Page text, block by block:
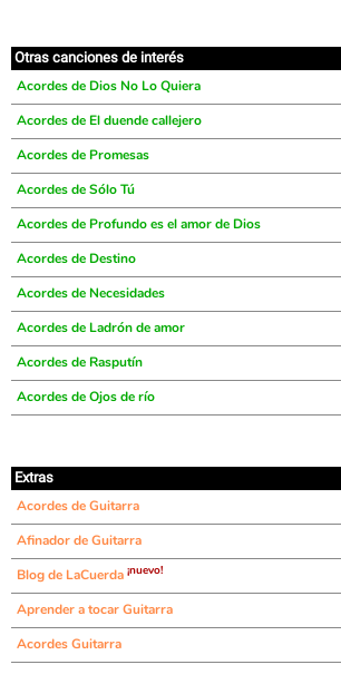
Otras canciones de interés
Acordes de Dios No Lo Quiera
Acordes de El duende callejero
Acordes de Promesas
Acordes de Sólo Tú
Acordes de Profundo es el amor de Dios
Acordes de Destino
Acordes de Necesidades
Acordes de Ladrón de amor
Acordes de Rasputín
Acordes de Ojos de río
Extras
Acordes de Guitarra
Afinador de Guitarra
Blog de LaCuerda ¡nuevo!
Aprender a tocar Guitarra
Acordes Guitarra